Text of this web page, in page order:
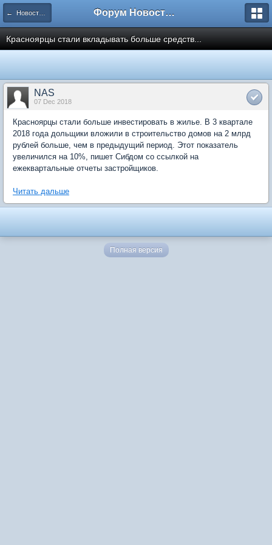
← Новости рынка недвижимости Форум Новостройки
Красноярцы стали вкладывать больше средств...
NAS
07 Dec 2018
Красноярцы стали больше инвестировать в жилье. В 3 квартале
2018 года дольщики вложили в строительство домов на 2 млрд
рублей больше, чем в предыдущий период. Этот показатель
увеличился на 10%, пишет Сибдом со ссылкой на
ежеквартальные отчеты застройщиков.
Читать дальше
Полная версия